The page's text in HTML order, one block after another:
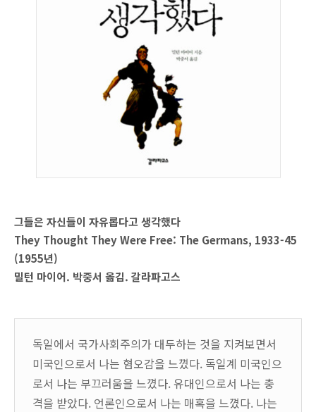
그들은 자신들이 자유롭다고 생각했다
They Thought They Were Free: The Germans, 1933-45
(1955년)
밀턴 마이어. 박중서 옮김. 갈라파고스
독일에서 국가사회주의가 대두하는 것을 지켜보면서
미국인으로서 나는 혐오감을 느꼈다. 독일계 미국인으
로서 나는 부끄러움을 느꼈다. 유대인으로서 나는 충
격을 받았다. 언론인으로서 나는 매혹을 느꼈다. 나는